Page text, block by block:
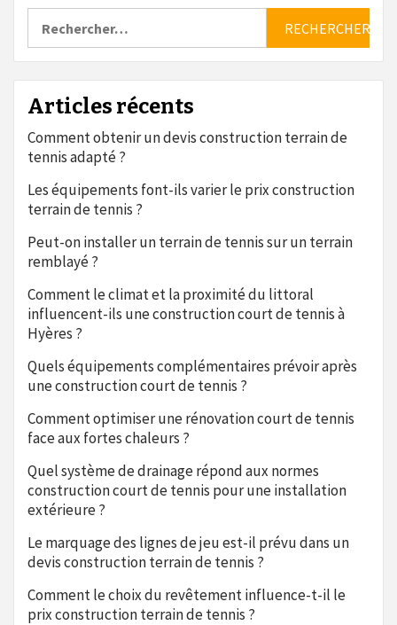
Articles récents
Comment obtenir un devis construction terrain de
tennis adapté ?
Les équipements font-ils varier le prix construction
terrain de tennis ?
Peut-on installer un terrain de tennis sur un terrain
remblayé ?
Comment le climat et la proximité du littoral
influencent-ils une construction court de tennis à
Hyères ?
Quels équipements complémentaires prévoir après
une construction court de tennis ?
Comment optimiser une rénovation court de tennis
face aux fortes chaleurs ?
Quel système de drainage répond aux normes
construction court de tennis pour une installation
extérieure ?
Le marquage des lignes de jeu est-il prévu dans un
devis construction terrain de tennis ?
Comment le choix du revêtement influence-t-il le
prix construction terrain de tennis ?